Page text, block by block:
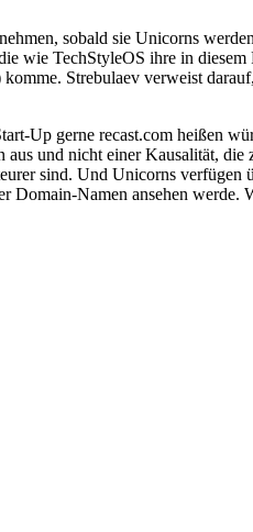
sobald sie Unicorns
wie TechStyleOS ihre in
Strebulaev verweist
Up gerne recast.com heißen
und nicht einer Kausalität, die
sind. Und Unicorns verfügen
Domain-Namen ansehen werde.